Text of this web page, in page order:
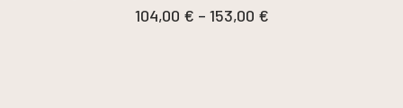
104,00 € – 153,00 €Hintaluokka: